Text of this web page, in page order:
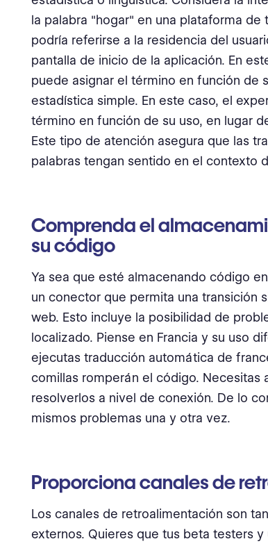
la palabra "hogar" en una plataforma
podría referirse a la residencia del
pantalla de inicio de la aplicación. En
puede asignar el término en función de
estadística simple. En este caso, el
término en función de su uso, en lugar
Este tipo de atención asegura que las
palabras tengan sentido en el contexto
Comprenda el
su código
Ya sea que esté almacenando código
un conector que permita una transición
web. Esto incluye la posibilidad de
localizado. Piense en Francia y su uso
ejecutas traducción automática de
comillas romperán el código. Necesitas
resolverlos a nivel de conexión. De lo
mismos problemas una y otra vez.
Proporciona canales de
Los canales de retroalimentación son
externos. Quieres que tus beta testers